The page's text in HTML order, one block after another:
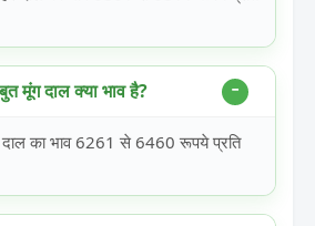
मूंग दाल क्या भाव है?
का भाव 6261 से 6460 रूपये प्रति